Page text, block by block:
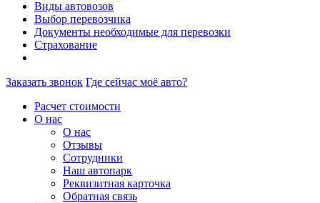
Виды автовозов
Выбор перевозчика
Документы необходимые для перевозки
Страхование
Заказать звонок Где сейчас моё авто?
Расчет стоимости
О нас
О нас
Отзывы
Сотрудники
Наш автопарк
Реквизитная карточка
Обратная связь